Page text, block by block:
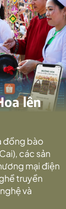
lên
đồng bào
các sản
mại điện
truyền
và